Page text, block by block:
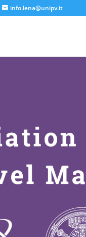
info.lena@unipv.it